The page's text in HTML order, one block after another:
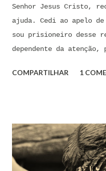
Senhor Jesus Cristo,
ajuda. Cedi ao apelo
sou prisioneiro desse
dependente da atenção,
para me libertar da
tentação me venceu. E
ter cedido às suas
envolver. Mas, neste
COMPARTILHAR 1